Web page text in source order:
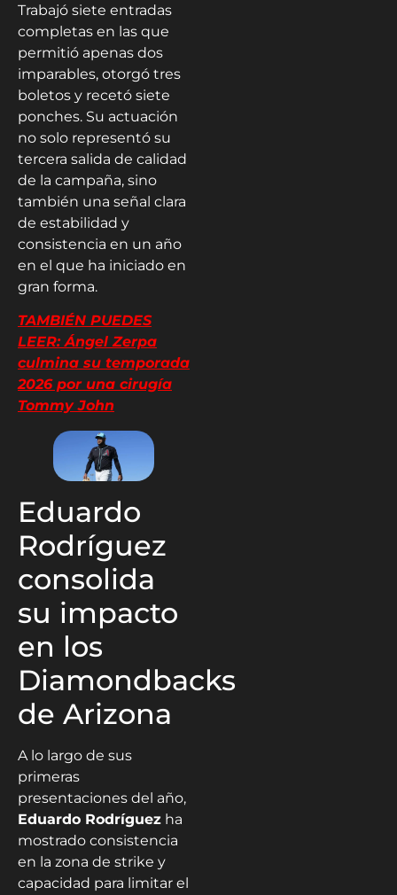
Trabajó siete entradas
completas en las que
permitió apenas dos
imparables, otorgó tres
boletos y recetó siete
ponches. Su actuación
no solo representó su
tercera salida de calidad
de la campaña, sino
también una señal clara
de estabilidad y
consistencia en un año
en el que ha iniciado en
gran forma.
TAMBIÉN PUEDES
LEER: Ángel Zerpa
culmina su temporada
2026 por una cirugía
Tommy John
Eduardo
Rodríguez
consolida
su impacto
en los
Diamondbacks
de Arizona
A lo largo de sus
primeras
presentaciones del año,
Eduardo Rodríguez ha
mostrado consistencia
en la zona de strike y
capacidad para limitar el